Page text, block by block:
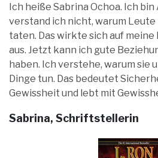
Ich heiße Sabrina Ochoa. Ich
verstand ich nicht, warum
taten. Das wirkte sich auf meine
aus. Jetzt kann ich gute
haben. Ich verstehe, warum sie
Dinge tun. Das bedeutet
Gewissheit und lebt mit
Sabrina, Schriftstellerin